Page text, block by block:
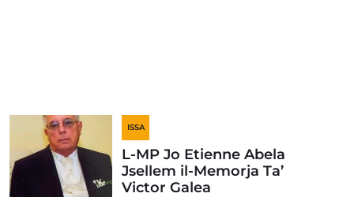
ISSA
L-MP Jo Etienne Abela
Jsellem il-Memorja Ta’
Victor Galea